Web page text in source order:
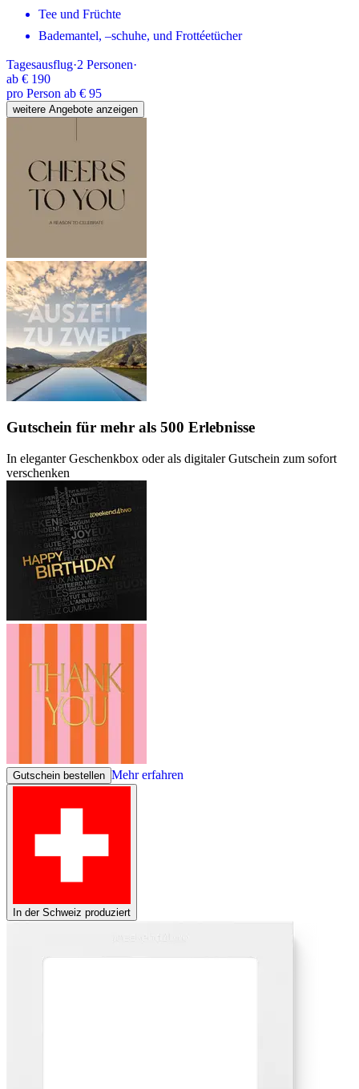
Tee und Früchte
Bademantel, –schuhe, und Frottéetücher
Tagesausflug·2 Personen·
ab € 190
pro Person ab € 95
weitere Angebote anzeigen
Gutschein für mehr als 500 Erlebnisse
In eleganter Geschenkbox oder als digitaler Gutschein zum sofort
verschenken
Gutschein bestellen Mehr erfahren
In der Schweiz produziert